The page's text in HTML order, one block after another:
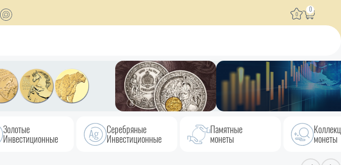
0
0
Золотые
Инвестиционные
Серебряные
Инвестиционные
Памятные
монеты монеты